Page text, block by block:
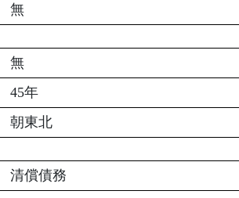
無
無
45年
朝東北
清償債務